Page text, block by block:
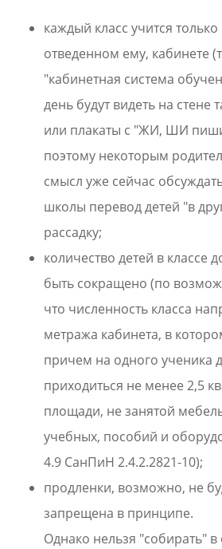
каждый класс учится
отведенном ему, кабинете
"кабинетная система
день будут видеть на стене
или плакаты с "ЖИ, ШИ
поэтому некоторым
смысл уже сейчас
школы перевод детей "в
рассадку;
количество детей в классе
быть сокращено (по
что численность класса
метража кабинета, в
причем на одного ученика
приходиться не менее 2,5
площади, не занятой
учебных, пособий и
4.9 СанПиН 2.4.2.2821-10);
продленки, возможно, не
запрещена в принципе.
Однако нельзя "собирать"